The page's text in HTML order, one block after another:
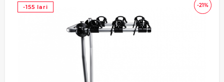
-21%
-155 lari